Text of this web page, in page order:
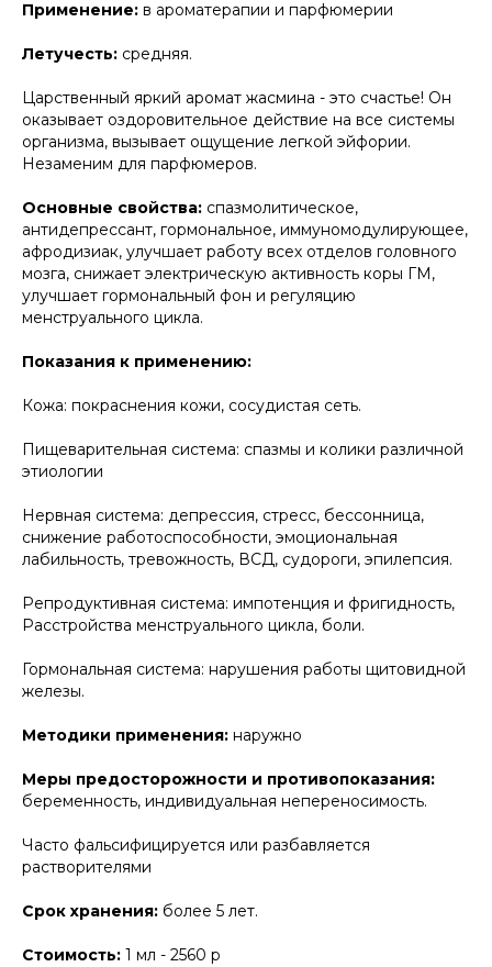
Применение: в ароматерапии и парфюмерии
Летучесть: средняя.
Царственный яркий аромат жасмина - это счастье! Он
оказывает оздоровительное действие на все системы
организма, вызывает ощущение легкой эйфории.
Незаменим для парфюмеров.
Основные свойства: спазмолитическое,
антидепрессант, гормональное, иммуномодулирующее,
афродизиак, улучшает работу всех отделов головного
мозга, снижает электрическую активность коры ГМ,
улучшает гормональный фон и регуляцию
менструального цикла.
Показания к применению:
Кожа: покраснения кожи, сосудистая сеть.
Пищеварительная система: спазмы и колики различной
этиологии
Нервная система: депрессия, стресс, бессонница,
снижение работоспособности, эмоциональная
лабильность, тревожность, ВСД, судороги, эпилепсия.
Репродуктивная система: импотенция и фригидность,
Расстройства менструального цикла, боли.
Гормональная система: нарушения работы щитовидной
железы.
Методики применения: наружно
Меры предосторожности и противопоказания:
беременность, индивидуальная непереносимость.
Часто фальсифицируется или разбавляется
растворителями
Срок хранения: более 5 лет.
Стоимость: 1 мл - 2560 р